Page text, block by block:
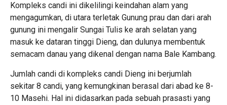
Kompleks candi ini dikelilingi keindahan alam yang
mengagumkan, di utara terletak Gunung prau dan dari arah
gunung ini mengalir Sungai Tulis ke arah selatan yang
masuk ke dataran tinggi Dieng, dan dulunya membentuk
semacam danau yang dikenal dengan nama Bale Kambang.
Jumlah candi di kompleks candi Dieng ini berjumlah
sekitar 8 candi, yang kemungkinan berasal dari abad ke 8-
10 Masehi. Hal ini didasarkan pada sebuah prasasti yang